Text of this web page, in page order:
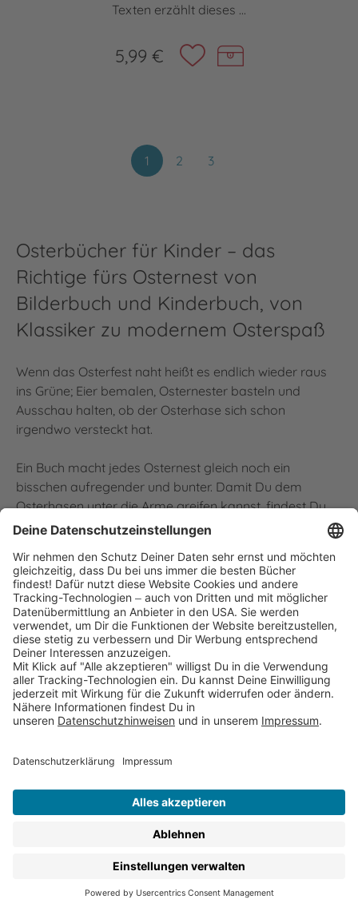
Texten erzählt dieses ...
5,99 €
1 2 3
Osterbücher für Kinder – das
Richtige fürs Osternest von
Bilderbuch und Kinderbuch, von
Klassiker zu modernem Osterspaß
Wenn das Osterfest naht heißt es endlich wieder raus
ins Grüne; Eier bemalen, Osternester basteln und
Ausschau halten, ob der Osterhase sich schon
irgendwo versteckt hat.
Ein Buch macht jedes Osternest gleich noch ein
bisschen aufregender und bunter. Damit Du dem
Osterhasen unter die Arme greifen kannst, findest Du
hier eine große Auswahl an Frühlings- und
in Eier-Form – perfekt fürs Osternest.
Schau Dich um und entdecke:
Nostalgische Frühlings- und Osterklassiker für
Kinder, die Kinder seit Generationen auf den
Frühling einstimmen, wie Die Häschenschule und
Die Wurzelkinder, oderJames Krüss‘beliebtes
Ostergedicht Das kleine Oster-ABC
Oster-Bilderbücher und Oster-Wimmelbücher:
Bilderbuchhelden, wie
Rabe Socke
Mal und -Bastelbücher,
Beschäftigung über die Feiertage garantieren
mit den Ursprüngen des Osterfestes und der
kindgerecht nacherzählen